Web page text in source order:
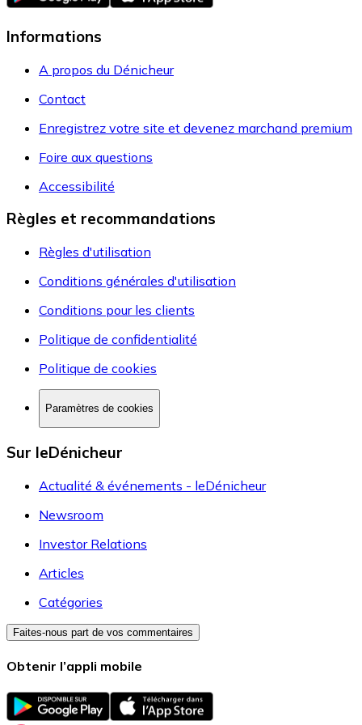
Informations
A propos du Dénicheur
Contact
Enregistrez votre site et devenez marchand premium
Foire aux questions
Accessibilité
Règles et recommandations
Règles d'utilisation
Conditions générales d'utilisation
Conditions pour les clients
Politique de confidentialité
Politique de cookies
Paramètres de cookies
Sur leDénicheur
Actualité & événements - leDénicheur
Newsroom
Investor Relations
Articles
Catégories
Faites-nous part de vos commentaires
Obtenir l’appli mobile